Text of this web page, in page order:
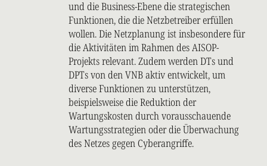
und die Business-Ebene die strategischen
Funktionen, die die Netzbetreiber erfüllen
wollen. Die Netzplanung ist insbesondere für
die Aktivitäten im Rahmen des AISOP-
Projekts relevant. Zudem werden DTs und
DPTs von den VNB aktiv entwickelt, um
diverse Funktionen zu unterstützen,
beispielsweise die Reduktion der
Wartungskosten durch vorausschauende
Wartungsstrategien oder die Überwachung
des Netzes gegen Cyberangriffe.